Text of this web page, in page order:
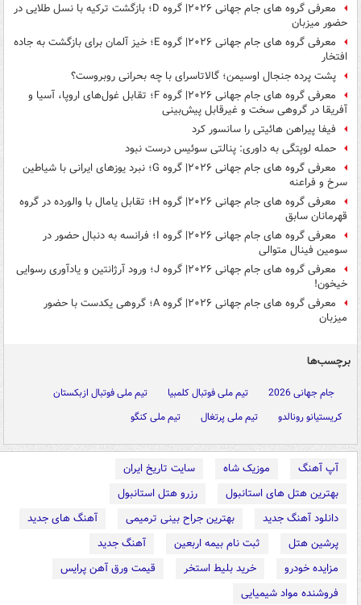
معرفی گروه های جام جهانی ۲۰۲۶| گروه D؛ بازگشت ترکیه با نسل طلایی در
حضور میزبان
معرفی گروه های جام جهانی ۲۰۲۶| گروه E؛ خیز آلمان برای بازگشت به جاده
افتخار
پشت پرده جنجال اوسیمن؛ گالاتاسرای با چه بحرانی روبروست؟
معرفی گروه های جام جهانی ۲۰۲۶| گروه F؛ تقابل غول‌های اروپا، آسیا و
آفریقا در گروهی سخت و غیرقابل پیش‌بینی
فیفا پیراهن هائیتی را سانسور کرد
حمله لوپتگی به داوری: پنالتی سوئیس درست نبود
معرفی گروه های جام جهانی ۲۰۲۶| گروه G؛ نبرد یوزهای ایرانی با شیاطین
سرخ و فراعنه
معرفی گروه های جام جهانی ۲۰۲۶| گروه H؛ تقابل یامال با والورده در گروه
قهرمانان سابق
معرفی گروه های جام جهانی ۲۰۲۶| گروه I؛ فرانسه به دنبال حضور در
سومین فینال متوالی
معرفی گروه های جام جهانی ۲۰۲۶| گروه J؛ ورود آرژانتین و یادآوری رسوایی
خیخون!
معرفی گروه های جام جهانی ۲۰۲۶| گروه A؛ گروهی یکدست با حضور
میزبان
برچسب‌ها
جام جهانی 2026 تیم ملی فوتبال کلمبیا
تیم ملی فوتبال ازبکستان
کریستیانو رونالدو
تیم ملی پرتغال تیم ملی کنگو
آپ آهنگ موزیک شاه
سایت تاریخ ایران
بهترین هتل های استانبول
رزرو هتل استانبول
دانلود آهنگ جدید
بهترین جراح بینی ترمیمی
آهنگ های جدید
پرشین هتل
ثبت نام بیمه اربعین
آهنگ جدید
مزایده خودرو
خرید بلیط استخر
قیمت ورق آهن پرایس
فروشنده مواد شیمیایی